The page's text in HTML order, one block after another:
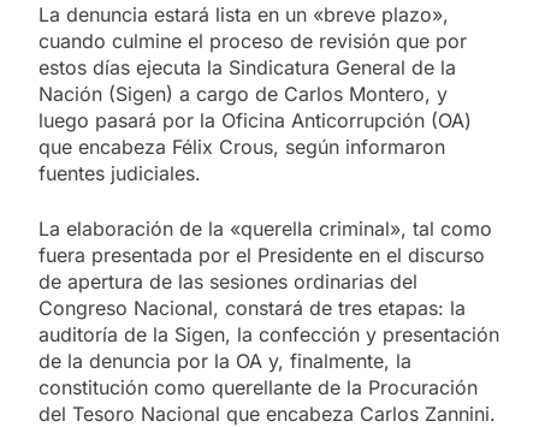
La denuncia estará lista en un «breve plazo»,
cuando culmine el proceso de revisión que por
estos días ejecuta la Sindicatura General de la
Nación (Sigen) a cargo de Carlos Montero, y
luego pasará por la Oficina Anticorrupción (OA)
que encabeza Félix Crous, según informaron
fuentes judiciales.
La elaboración de la «querella criminal», tal como
fuera presentada por el Presidente en el discurso
de apertura de las sesiones ordinarias del
Congreso Nacional, constará de tres etapas: la
auditoría de la Sigen, la confección y presentación
de la denuncia por la OA y, finalmente, la
constitución como querellante de la Procuración
del Tesoro Nacional que encabeza Carlos Zannini.